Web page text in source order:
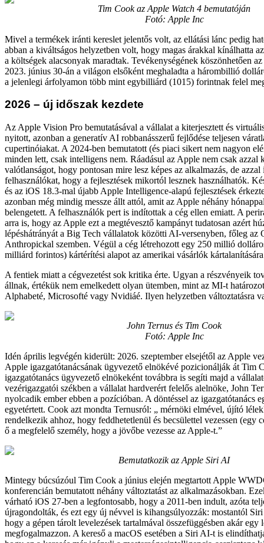
Tim Cook az Apple Watch 4 bemutatóján
Fotó: Apple Inc
Mivel a termékek iránti kereslet jelentős volt, az ellátási lánc pedig
abban a kiváltságos helyzetben volt, hogy magas árakkal kínálhatta
a költségek alacsonyak maradtak. Tevékenységének köszönhetően
2023. június 30-án a világon elsőként meghaladta a hárombillió
a jelenlegi árfolyamon több mint egybilliárd (1015) forintnak felel
2026 – új időszak kezdete
Az Apple Vision Pro bemutatásával a vállalat a kiterjesztett és
nyitott, azonban a generatív AI robbanásszerű fejlődése teljesen
cupertinóiakat. A 2024-ben bemutatott (és piaci sikert nem nagyon
minden lett, csak intelligens nem. Ráadásul az Apple nem csak azzal
valótlanságot, hogy pontosan mire lesz képes az alkalmazás, de azzal
felhasználókat, hogy a fejlesztések mikortól lesznek használhatók.
és az iOS 18.3-mal újabb Apple Intelligence-alapú fejlesztések
azonban még mindig messze állt attól, amit az Apple néhány
belengetett. A felhasználók pert is indítottak a cég ellen emiatt. A
arra is, hogy az Apple ezt a megtévesztő kampányt tudatosan azért
lépéshátrányát a Big Tech vállalatok közötti AI-versenyben, főleg az
Anthropickal szemben. Végül a cég létrehozott egy 250 millió
milliárd forintos) kártérítési alapot az amerikai vásárlók
A fentiek miatt a cégvezetést sok kritika érte. Ugyan a részvényeik
állnak, értékük nem emelkedett olyan ütemben, mint az MI-t
Alphabeté, Microsofté vagy Nvidiáé. Ilyen helyzetben változtatásra
John Ternus és Tim Cook
Fotó: Apple Inc
Idén április legvégén kiderült: 2026. szeptember elsejétől az Apple
Apple igazgatótanácsának ügyvezető elnökévé pozicionálják át Tim
igazgatótanács ügyvezető elnökeként továbbra is segíti majd a
vezérigazgatói székben a vállalat hardverért felelős alelnöke, John
nyolcadik ember ebben a pozícióban. A döntéssel az igazgatótanács
egyetértett. Cook azt mondta Ternusról: „ mérnöki elmével, újító
rendelkezik ahhoz, hogy feddhetetlenül és becsülettel vezessen (egy
ő a megfelelő személy, hogy a jövőbe vezesse az Apple-t.”
Bemutatkozik az Apple Siri AI
Mintegy búcsúzóul Tim Cook a június elején megtartott Apple
konferencián bemutatott néhány változtatást az alkalmazásokban.
várható iOS 27-ben a legfontosabb, hogy a 2011-ben indult, azóta
újragondolták, és ezt egy új névvel is kihangsúlyozzák: mostantól
hogy a gépen tárolt levelezések tartalmával összefüggésben akár egy
megfogalmazzon. A kereső a macOS esetében a Siri AI-t is